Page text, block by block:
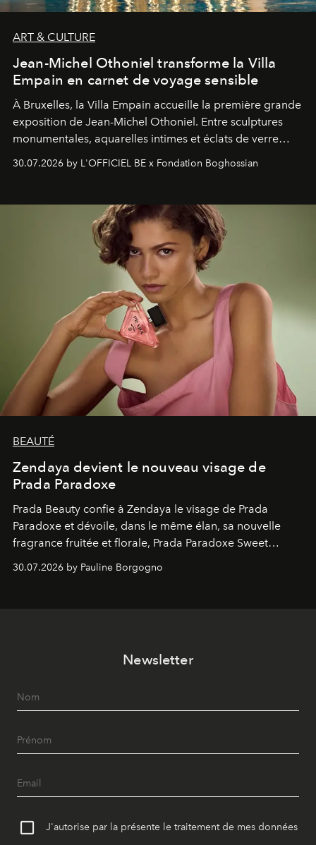
ART & CULTURE
Jean-Michel Othoniel transforme la Villa
Empain en carnet de voyage sensible
À Bruxelles, la Villa Empain accueille la première grande
exposition de Jean-Michel Othoniel. Entre sculptures
monumentales, aquarelles intimes et éclats de verre
émotionnel où chaque œuvre devient le souvenir
émerveillement.
30.07.2026 by L'OFFICIEL BE x Fondation Boghossian
BEAUTÉ
Zendaya devient le nouveau visage de
Prada Paradoxe
Prada Beauty confie à Zendaya le visage de Prada
Paradoxe et dévoile, dans le même élan, sa nouvelle
fragrance fruitée et florale, Prada Paradoxe Sweet
30.07.2026 by Pauline Borgogno
Newsletter
J'autorise par la présente le traitement de mes données